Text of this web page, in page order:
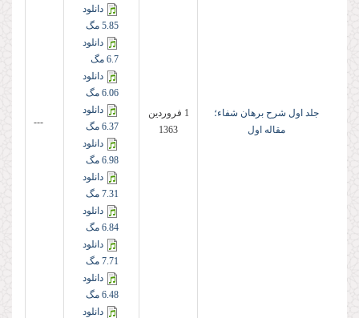
جلد اول شرح برهان شفاء؛
مقاله اول
1 فروردين
1363
دانلود
5.85 مگ
دانلود
6.7 مگ
دانلود
6.06 مگ
دانلود
6.37 مگ
دانلود
6.98 مگ
دانلود
7.31 مگ
دانلود
6.84 مگ
دانلود
7.71 مگ
دانلود
6.48 مگ
دانلود
---